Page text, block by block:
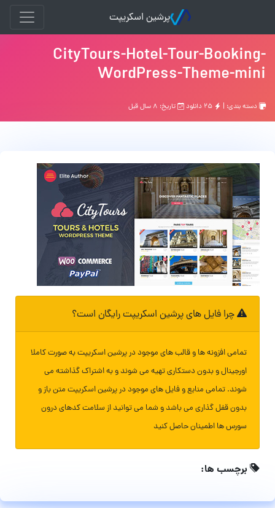
پرشین اسکریپت
CityTours-Hotel-Tour-Booking-
WordPress-Theme-mini
دسته بندی: | تاریخ: ۸ سال قبل
چرا فایل های پرشین اسکریپت رایگان است؟
تمامی افزونه ها و قالب های موجود در پرشین اسکریپت به صورت کاملا
اورجینال و بدون دستکاری تهیه می شوند و به اشتراک گذاشته می
شوند. تمامی منابع و فایل های موجود در پرشین اسکریپت متن باز و
بدون قفل گذاری می باشد و شما می توانید از سلامت کدهای درون
سورس ها اطمینان حاصل کنید
برچسب ها: